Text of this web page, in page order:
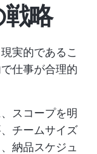
略
実的であるこ
仕事が合理的
スコープを明
チームサイズ
納品スケジュ